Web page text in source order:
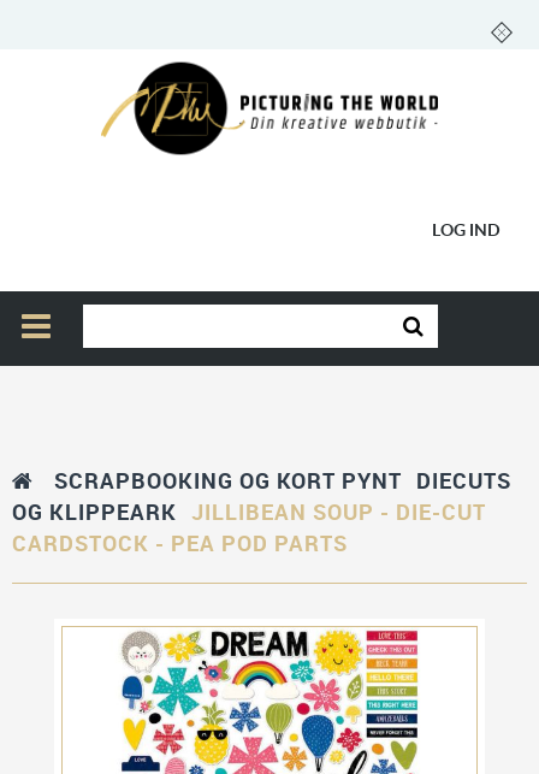
LOG IND
SCRAPBOOKING OG KORT PYNT DIECUTS
OG KLIPPEARK JILLIBEAN SOUP - DIE-CUT
CARDSTOCK - PEA POD PARTS